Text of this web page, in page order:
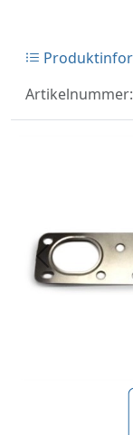
Previous